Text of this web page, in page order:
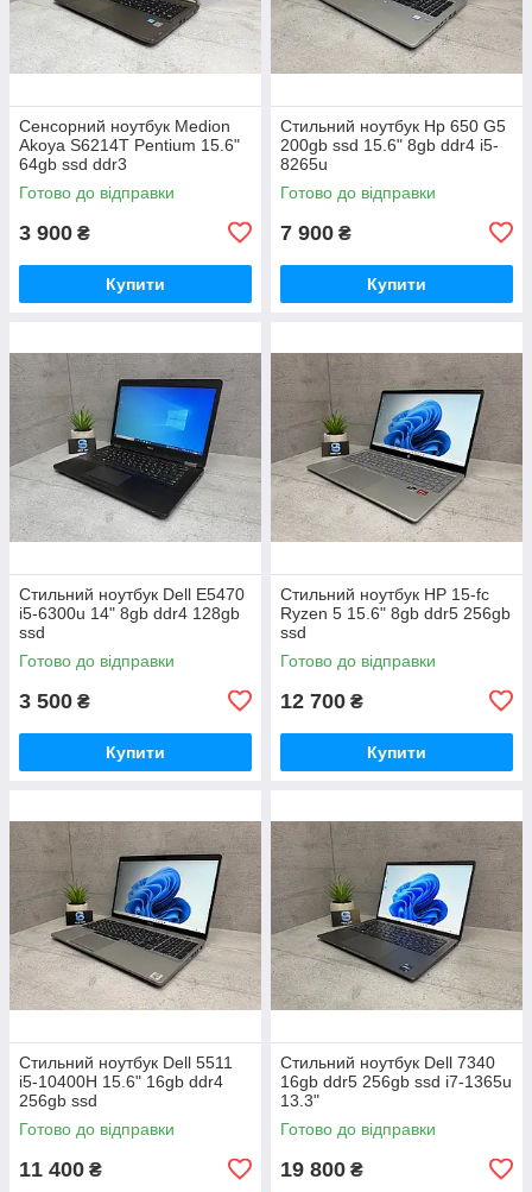
Сенсорний ноутбук Medion
Akoya S6214T Pentium 15.6"
64gb ssd ddr3
Готово до відправки
3 900 ₴
Купити
Стильний ноутбук Hp 650 G5
200gb ssd 15.6" 8gb ddr4 i5-
8265u
Готово до відправки
7 900 ₴
Купити
Стильний ноутбук Dell E5470
i5-6300u 14" 8gb ddr4 128gb
ssd
Готово до відправки
3 500 ₴
Купити
Стильний ноутбук HP 15-fc
Ryzen 5 15.6" 8gb ddr5 256gb
ssd
Готово до відправки
12 700 ₴
Купити
Стильний ноутбук Dell 5511
i5-10400H 15.6" 16gb ddr4
256gb ssd
Готово до відправки
11 400 ₴
Стильний ноутбук Dell 7340
16gb ddr5 256gb ssd i7-1365u
13.3"
Готово до відправки
19 800 ₴